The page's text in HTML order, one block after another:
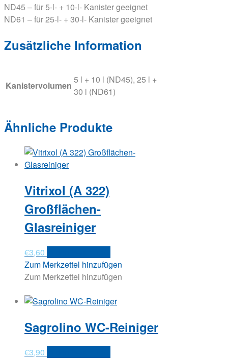
ND45 – für 5-l- + 10-l- Kanister geeignet
ND61 – für 25-l- + 30-l- Kanister geeignet
Zusätzliche Information
Kanistervolumen
5 l + 10 l (ND45), 25 l +
30 l (ND61)
Ähnliche Produkte
Vitrixol (A 322)
Großflächen-
Glasreiniger
€3,60
Zum Merkzettel hinzufügen
Zum Merkzettel hinzufügen
Sagrolino WC-Reiniger
€3,90